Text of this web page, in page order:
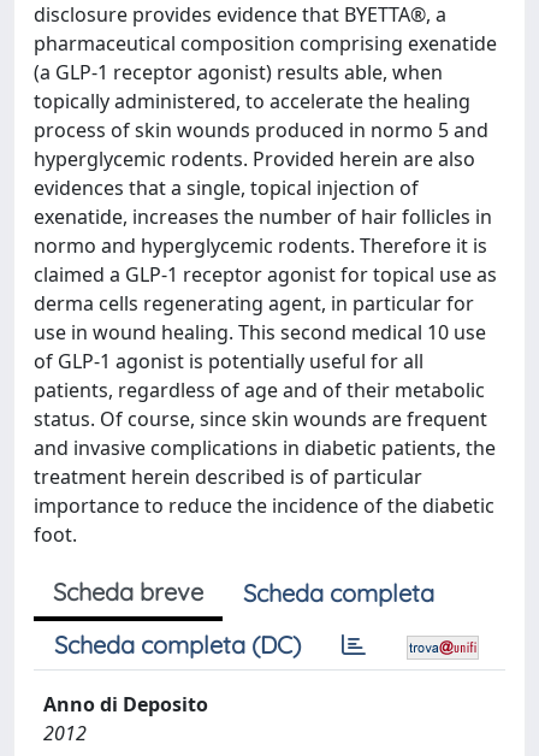
disclosure provides evidence that BYETTA®, a
pharmaceutical composition comprising exenatide
(a GLP-1 receptor agonist) results able, when
topically administered, to accelerate the healing
process of skin wounds produced in normo 5 and
hyperglycemic rodents. Provided herein are also
evidences that a single, topical injection of
exenatide, increases the number of hair follicles in
normo and hyperglycemic rodents. Therefore it is
claimed a GLP-1 receptor agonist for topical use as
derma cells regenerating agent, in particular for
use in wound healing. This second medical 10 use
of GLP-1 agonist is potentially useful for all
patients, regardless of age and of their metabolic
status. Of course, since skin wounds are frequent
and invasive complications in diabetic patients, the
treatment herein described is of particular
importance to reduce the incidence of the diabetic
foot.
Scheda breve
Scheda completa
Scheda completa (DC)
Anno di Deposito
2012